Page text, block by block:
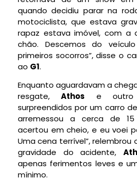
quando decidiu parar na
motociclista, que estava
rapaz estava imóvel, com a
chão. Descemos do
primeiros socorros”, disse o
ao G1.
Enquanto aguardavam a
resgate,Athos e outro
surpreendidos por um carro
arremessou a cerca de
acertou em cheio, e eu voei
Uma cena terrível”, relembrou
gravidade do acidente,
apenas ferimentos leves e
mínimo.